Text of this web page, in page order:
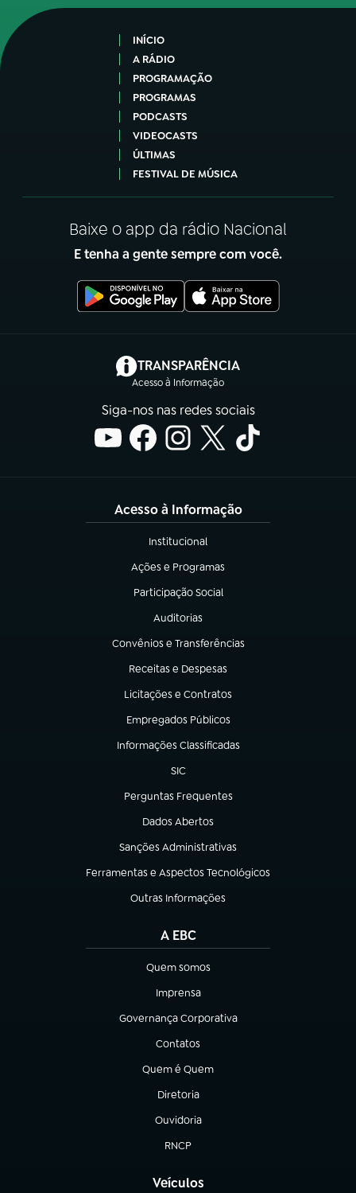
INÍCIO
A RÁDIO
PROGRAMAÇÃO
PROGRAMAS
PODCASTS
VIDEOCASTS
ÚLTIMAS
FESTIVAL DE MÚSICA
Baixe o app da rádio Nacional
E tenha a gente sempre com você.
TRANSPARÊNCIA
Acesso à Informação
(abre em nova aba)
Siga-nos nas redes sociais
Acesso à Informação
Institucional
(abre em nova aba)
Ações e Programas
(abre em nova aba)
Participação Social
(abre em nova aba)
Auditorias
(abre em nova aba)
Convênios e Transferências
(abre em nova aba)
Receitas e Despesas
(abre em nova aba)
Licitações e Contratos
(abre em nova aba)
Empregados Públicos
(abre em nova aba)
Informações Classificadas
(abre em nova aba)
SIC
(abre em nova aba)
Perguntas Frequentes
(abre em nova aba)
Dados Abertos
(abre em nova aba)
Sanções Administrativas
(abre em nova aba)
Ferramentas e Aspectos Tecnológicos
(abre em nova aba)
Outras Informações
(abre em nova aba)
A EBC
Quem somos
(abre em nova aba)
Imprensa
(abre em nova aba)
Governança Corporativa
(abre em nova aba)
Contatos
(abre em nova aba)
Quem é Quem
(abre em nova aba)
Diretoria
(abre em nova aba)
Ouvidoria
(abre em nova aba)
RNCP
(abre em nova aba)
Veículos